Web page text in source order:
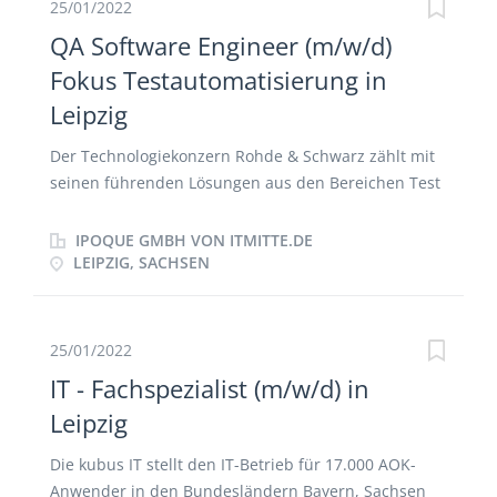
mit Rat und Tat zur Seite steht. Was sind meine
Aufgaben? Gestaltung und Automatisierung
juristischer Abläufe und Kundenprozesse
Unterstützung der Führungskräfte bei der
Einführung neuer Prozesse, besonders im
technischen Bereich Controlling und Reporting im
Optimierung von operativen Arbeitsabläufen
Prozessoptimierung aller Customer Touchpoints in
25/01/2022
QA Software Engineer (m/w/d)
Fokus Testautomatisierung in
Leipzig
Der Technologiekonzern Rohde & Schwarz zählt mit
seinen führenden Lösungen aus den Bereichen Test
Networks & Cybersecurity zu den Wegbereitern einer
sicheren und vernetzten Welt. Vor mehr als 85
verlässlicher Partner rund um den Globus. ipoque –
Marktführer in der IP-Netzwerkanalyse. Durch
unsere fundierte Expertise in der IP-
Daten handlungsrelevante Erkenntnisse. Ihre
IPOQUE GMBH VON ITMITTE.DE
LEIPZIG, SACHSEN
25/01/2022
IT - Fachspezialist (m/w/d) in
Leipzig
Die kubus IT stellt den IT-Betrieb für 17.000 AOK-
Anwender in den Bundesländern Bayern, Sachsen